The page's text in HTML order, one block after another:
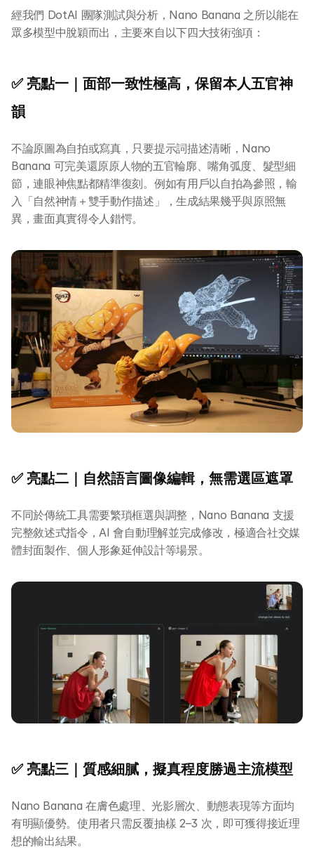
經我們 DotAI 團隊測試與分析，Nano Banana 之所以能在
眾多模型中脫穎而出，主要來自以下四大技術強項：
✅ 亮點一｜面部一致性極高，保留本人五官神
韻
不論原圖為自拍或寫真，只要提示詞描述清晰，Nano
Banana 可完美還原原人物的五官輪廓、嘴角弧度、髮型細
節，連眼神焦點都精準復刻。例如有用戶以自拍為參照，輸
入「自然神情＋雙手動作描述」，生成結果幾乎與原照無
異，畫面真實得令人錯愕。
✅ 亮點二｜自然語言圖像編輯，無需選區遮罩
不同於傳統工具需要繁瑣框選與調整，Nano Banana 支援
完整敘述式指令，AI 會自動理解並完成修改，極適合社交媒
體封面製作、個人形象延伸設計等場景。
✅ 亮點三｜質感細膩，擬真程度勝過主流模型
Nano Banana 在膚色處理、光影層次、動態表現等方面均
有明顯優勢。使用者只需反覆抽樣 2–3 次，即可獲得接近理
想的輸出結果。